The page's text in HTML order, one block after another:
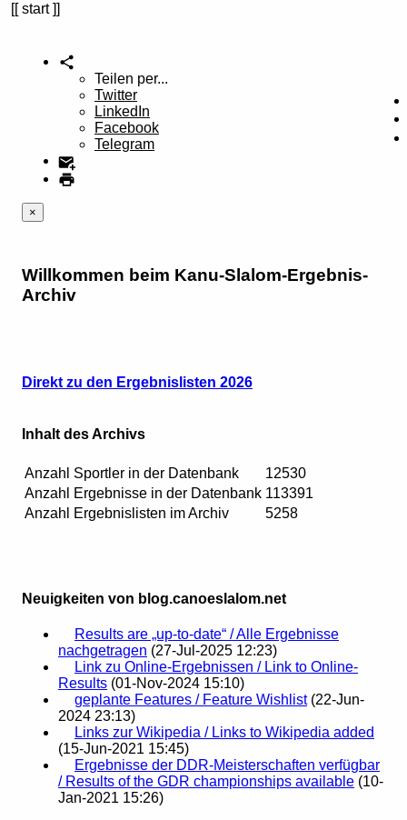
start
Teilen per...
Twitter
LinkedIn
Facebook
Telegram
×
Willkommen beim Kanu-Slalom-Ergebnis-
Archiv
Direkt zu den Ergebnislisten 2026
Inhalt des Archivs
Anzahl Sportler in der Datenbank
12530
Anzahl Ergebnisse in der Datenbank 113391
Anzahl Ergebnislisten im Archiv
5258
Neuigkeiten von blog.canoeslalom.net
Results are „up-to-date“ / Alle Ergebnisse
nachgetragen (27-Jul-2025 12:23)
Link zu Online-Ergebnissen / Link to Online-
Results (01-Nov-2024 15:10)
geplante Features / Feature Wishlist(22-Jun-
2024 23:13)
Links zur Wikipedia / Links to Wikipedia added
(15-Jun-2021 15:45)
Ergebnisse der DDR-Meisterschaften verfügbar
/ Results of the GDR championships available (10-
Jan-2021 15:26)